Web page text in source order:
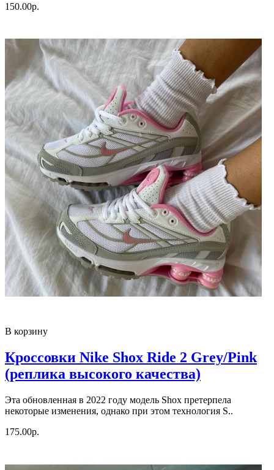
150.00р.
В корзину
Кроссовки Nike Shox Ride 2 Grey/Pink
(реплика высокого качества)
Эта обновленная в 2022 году модель Shox претерпела
некоторые изменения, однако при этом технология S..
175.00р.